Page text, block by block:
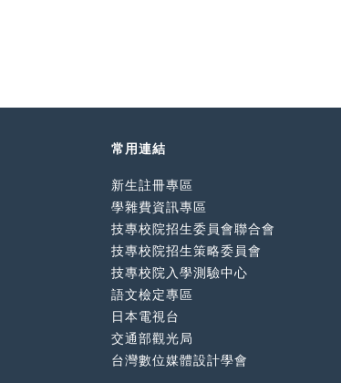
常用連結
新生註冊專區
學雜費資訊專區
技專校院招生委員會聯合會
技專校院招生策略委員會
技專校院入學測驗中心
語文檢定專區
日本電視台
交通部觀光局
台灣數位媒體設計學會